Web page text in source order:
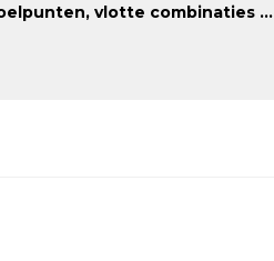
vlotte combinaties ...